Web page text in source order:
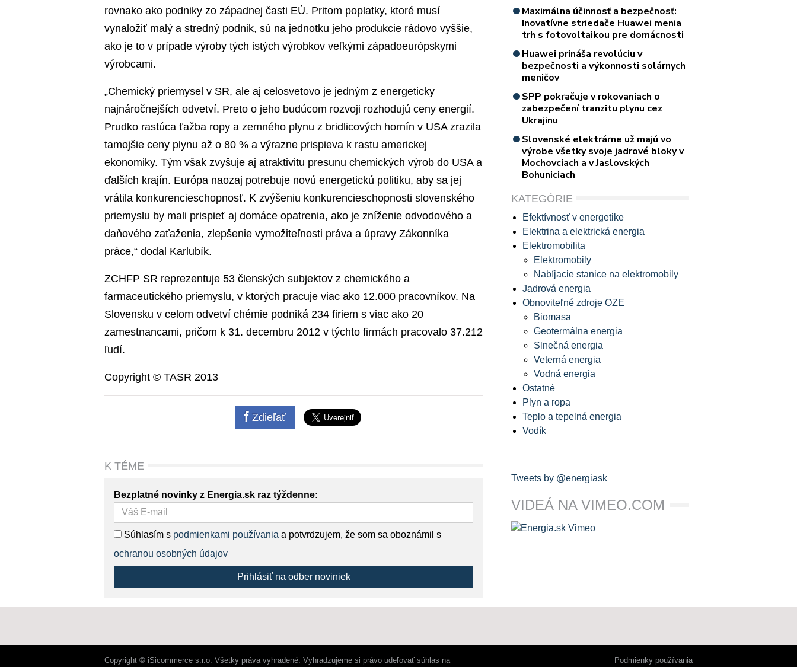
rovnako ako podniky zo západnej časti EÚ. Pritom poplatky, ktoré musí
vynaložiť malý a stredný podnik, sú na jednotku jeho produkcie rádovo vyššie,
ako je to v prípade výroby tých istých výrobkov veľkými západoeurópskymi
výrobcami.
„Chemický priemysel v SR, ale aj celosvetovo je jedným z energeticky
najnáročnejších odvetví. Preto o jeho budúcom rozvoji rozhodujú ceny energií.
Prudko rastúca ťažba ropy a zemného plynu z bridlicových hornín v USA zrazila
tamojšie ceny plynu až o 80 % a výrazne prispieva k rastu americkej
ekonomiky. Tým však zvyšuje aj atraktivitu presunu chemických výrob do USA a
ďalších krajín. Európa naozaj potrebuje novú energetickú politiku, aby sa jej
vrátila konkurencieschopnosť. K zvýšeniu konkurencieschopnosti slovenského
priemyslu by mali prispieť aj domáce opatrenia, ako je zníženie odvodového a
daňového zaťaženia, zlepšenie vymožiteľnosti práva a úpravy Zákonníka
práce,“ dodal Karlubík.
ZCHFP SR reprezentuje 53 členských subjektov z chemického a
farmaceutického priemyslu, v ktorých pracuje viac ako 12.000 pracovníkov. Na
Slovensku v celom odvetví chémie podniká 234 firiem s viac ako 20
zamestnancami, pričom k 31. decembru 2012 v týchto firmách pracovalo 37.212
ľudí.
Copyright © TASR 2013
Zdieľať
K TÉME
Bezplatné novinky z Energia.sk raz týždenne:
Súhlasím s podmienkami používania a potvrdzujem, že som sa oboznámil s
ochranou osobných údajov
Prihlásiť na odber noviniek
Maximálna účinnosť a bezpečnosť:
Inovatívne striedače Huawei menia
trh s fotovoltaikou pre domácnosti
Huawei prináša revolúciu v
bezpečnosti a výkonnosti solárnych
meničov
SPP pokračuje v rokovaniach o
zabezpečení tranzitu plynu cez
Ukrajinu
Slovenské elektrárne už majú vo
výrobe všetky svoje jadrové bloky v
Mochovciach a v Jaslovských
Bohuniciach
KATEGÓRIE
Efektívnosť v energetike
Elektrina a elektrická energia
Elektromobilita
Elektromobily
Nabíjacie stanice na elektromobily
Jadrová energia
Obnoviteľné zdroje OZE
Biomasa
Geotermálna energia
Slnečná energia
Veterná energia
Vodná energia
Ostatné
Plyn a ropa
Teplo a tepelná energia
Vodík
Tweets by @energiask
VIDEÁ NA VIMEO.COM
Copyright © iSicommerce s.r.o. Všetky práva vyhradené. Vyhradzujeme si právo udeľovať súhlas na
Podmienky používania